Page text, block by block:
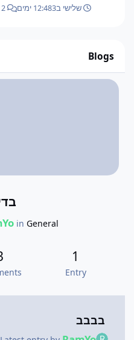
שלישי ב12:483 ימים
Blogs
in General
1
Entry
בבבב